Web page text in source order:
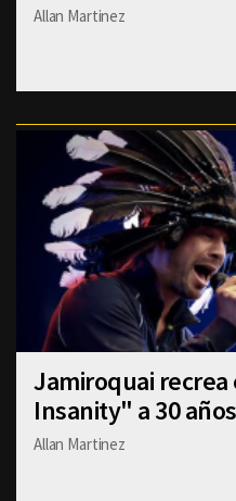
Allan Martinez
Jamiroquai
Insanity" a 30
Allan Martinez